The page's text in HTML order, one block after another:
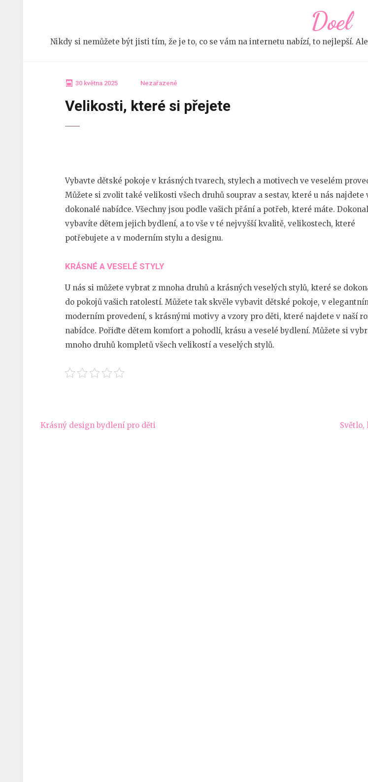
Doel
Nikdy si nemůžete být jisti tím, že je to, co se vám na internetu nabízí, to nejlepší.
30 května 2025 Nezařazené
Velikosti, které si přejete
Vybavte dětské pokoje v krásných tvarech, stylech a motivech ve veselém
Můžete si zvolit také velikosti všech druhů souprav a sestav, které u nás najdete
dokonalé nabídce. Všechny jsou podle vašich přání a potřeb, které máte.
vybavíte dětem jejich bydlení, a to vše v té nejvyšší kvalitě, velikostech, které
potřebujete a v moderním stylu a designu.
KRÁSNÉ A VESELÉ STYLY
U nás si můžete vybrat z mnoha druhů a krásných veselých stylů, které se
do pokojů vašich ratolestí. Můžete tak skvěle vybavit dětské pokoje, v
moderním provedení, s krásnými motivy a vzory pro děti, které najdete v naší
nabídce. Pořiďte dětem komfort a pohodlí, krásu a veselé bydlení. Můžete si
mnoho druhů kompletů všech velikostí a veselých stylů.
Navigace
Krásný design bydlení pro děti